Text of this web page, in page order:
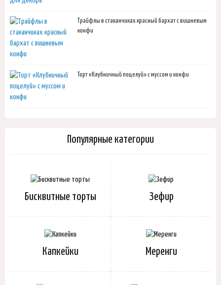
Трайфлы в стаканчиках красный бархат с вишневым
конфи
Торт «Клубничный поцелуй» с муссом и конфи
Популярные категории
Бисквитные торты Зефир
Капкейки Меренги